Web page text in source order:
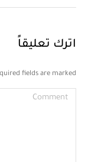
اترك تعليقاً
fields are marked
Comment